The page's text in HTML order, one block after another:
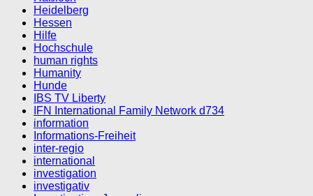
Heidelberg
Hessen
Hilfe
Hochschule
human rights
Humanity
Hunde
IBS TV Liberty
IFN International Family Network d734
information
Informations-Freiheit
inter-regio
international
investigation
investigativ